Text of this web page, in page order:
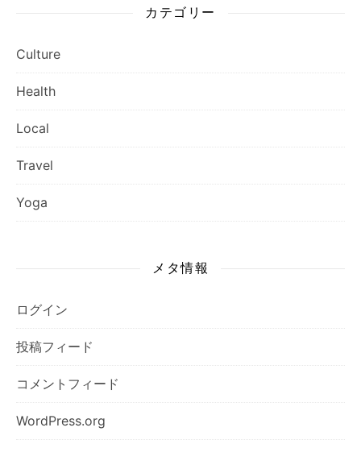
カテゴリー
Culture
Health
Local
Travel
Yoga
メタ情報
ログイン
投稿フィード
コメントフィード
WordPress.org